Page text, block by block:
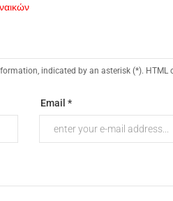
indicated by an asterisk (*). HTML
Email *